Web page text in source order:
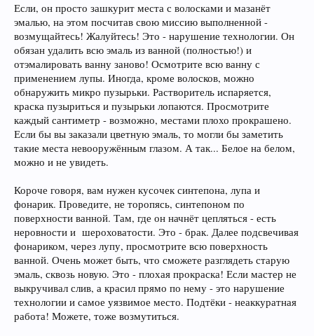
Если, он просто зашкурит места с волосками и мазанёт
эмалью, на этом посчитав свою миссию выполненной -
возмущайтесь! Жалуйтесь! Это - нарушение технологии. Он
обязан удалить всю эмаль из ванной (полностью!) и
отэмалировать ванну заново! Осмотрите всю ванну с
применением лупы. Иногда, кроме волосков, можно
обнаружить микро пузырьки. Растворитель испаряется,
краска пузыриться и пузырьки лопаются. Просмотрите
каждый сантиметр - возможно, местами плохо прокрашено.
Если бы вы заказали цветную эмаль, то могли бы заметить
такие места невооружённым глазом. А так... Белое на белом,
можно и не увидеть.
Короче говоря, вам нужен кусочек синтепона, лупа и
фонарик. Проведите, не торопясь, синтепоном по
поверхности ванной. Там, где он начнёт цепляться - есть
неровности и шероховатости. Это - брак. Далее подсвечивая
фонариком, через лупу, просмотрите всю поверхность
ванной. Очень может быть, что сможете разглядеть старую
эмаль, сквозь новую. Это - плохая прокраска! Если мастер не
выкручивал слив, а красил прямо по нему - это нарушение
технологии и самое уязвимое место. Подтёки - неаккуратная
работа! Можете, тоже возмутиться.